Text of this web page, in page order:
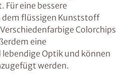
Für eine bessere
flüssigen Kunststoff
Colorchips
eine
Optik und können
werden.